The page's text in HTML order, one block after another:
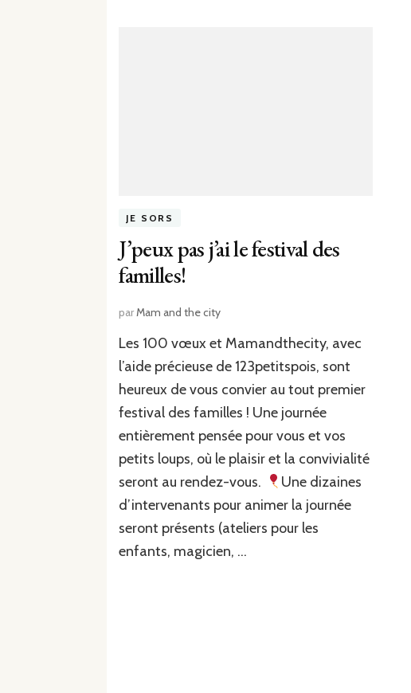
JE SORS
J’peux pas j’ai le festival des
familles!
parMam and the city
Les 100 vœux et Mamandthecity, avec
l’aide précieuse de 123petitspois, sont
heureux de vous convier au tout premier
festival des familles ! Une journée
entièrement pensée pour vous et vos
petits loups, où le plaisir et la convivialité
seront au rendez-vous.
Une dizaines
d’intervenants pour animer la journée
seront présents (ateliers pour les
enfants, magicien, …